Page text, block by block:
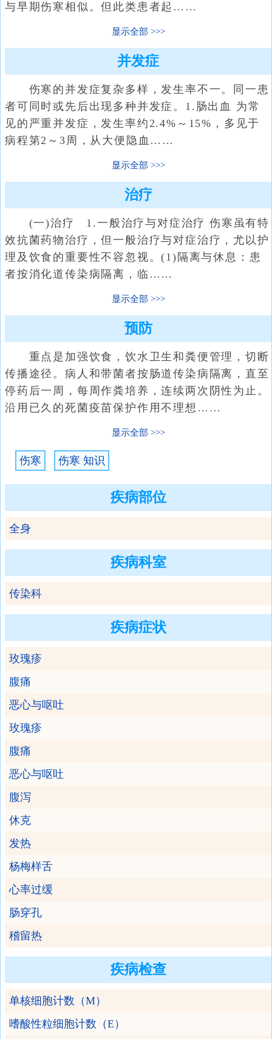
与早期伤寒相似。但此类患者起……
显示全部
并发症
伤寒的并发症复杂多样，发生率不一。同一患
者可同时或先后出现多种并发症。1.肠出血 为常
见的严重并发症，发生率约2.4%～15%，多见于
病程第2～3周，从大便隐血……
显示全部
治疗
(一)治疗 1.一般治疗与对症治疗 伤寒虽有特
效抗菌药物治疗，但一般治疗与对症治疗，尤以护
理及饮食的重要性不容忽视。(1)隔离与休息：患
者按消化道传染病隔离，临……
显示全部
预防
重点是加强饮食，饮水卫生和粪便管理，切断
传播途径。病人和带菌者按肠道传染病隔离，直至
停药后一周，每周作粪培养，连续两次阴性为止。
沿用已久的死菌疫苗保护作用不理想……
显示全部
伤寒 伤寒 知识
疾病部位
全身
疾病科室
传染科
疾病症状
玫瑰疹
腹痛
恶心与呕吐
玫瑰疹
腹痛
恶心与呕吐
腹泻
休克
发热
杨梅样舌
心率过缓
肠穿孔
稽留热
疾病检查
单核细胞计数（M）
嗜酸性粒细胞计数（E）